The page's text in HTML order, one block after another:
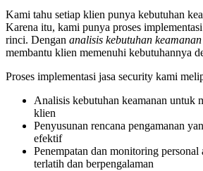
Kami tahu setiap klien punya kebutuhan
Karena itu, kami punya proses
rinci. Dengan analisis kebutuhan keamanan
membantu klien memenuhi kebutuhannya
Proses implementasi jasa security kami
Analisis kebutuhan keamanan untuk
klien
Penyusunan rencana pengamanan
efektif
Penempatan dan monitoring personal
terlatih dan berpengalaman